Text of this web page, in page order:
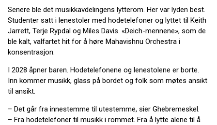
Senere ble det musikkavdelingens lytterom. Her var lyden best.
Studenter satt i lenestoler med hodetelefoner og lyttet til Keith
Jarrett, Terje Rypdal og Miles Davis. «Deich-mennene», som de
ble kalt, valfartet hit for å høre Mahavishnu Orchestra i
konsentrasjon.
I 2028 åpner baren. Hodetelefonene og lenestolene er borte.
Inn kommer musikk, glass på bordet og folk som møtes ansikt
til ansikt.
– Det går fra innestemme til utestemme, sier Ghebremeskel.
– Fra hodetelefoner til musikk i rommet. Fra å lytte alene til å